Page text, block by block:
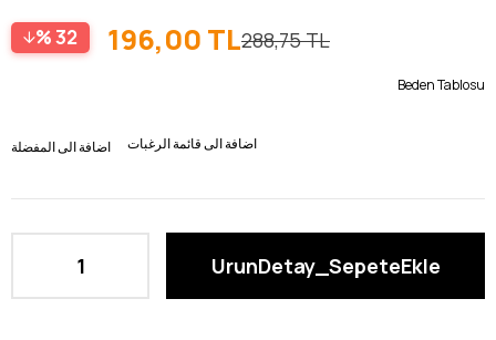
32 288,75 TL
196,00 TL
Beden Tablosu
اضافة الى المفضلة اضافة الى قائمة الرغبات